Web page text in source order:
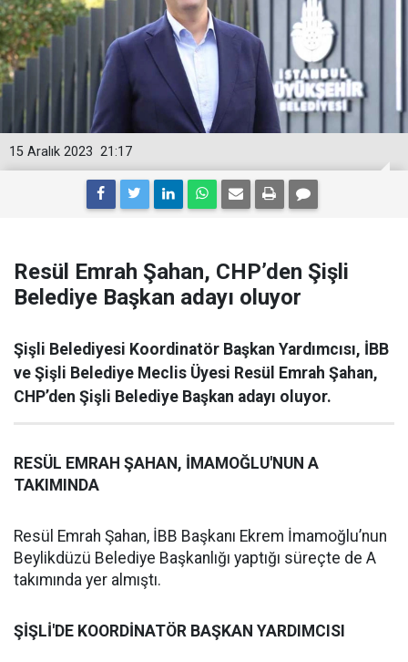
21:17
15 Aralık 2023
Resül Emrah Şahan, CHP’den Şişli
Belediye Başkan adayı oluyor
Şişli Belediyesi Koordinatör Başkan Yardımcısı, İBB
ve Şişli Belediye Meclis Üyesi Resül Emrah Şahan,
CHP’den Şişli Belediye Başkan adayı oluyor.
RESÜL EMRAH ŞAHAN, İMAMOĞLU'NUN A
TAKIMINDA
Resül Emrah Şahan, İBB Başkanı Ekrem İmamoğlu’nun
Beylikdüzü Belediye Başkanlığı yaptığı süreçte de A
takımında yer almıştı.
ŞİŞLİ'DE KOORDİNATÖR BAŞKAN YARDIMCISI